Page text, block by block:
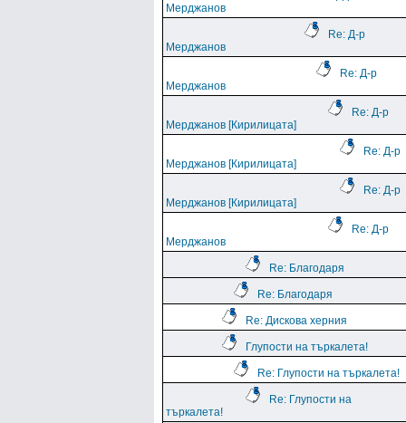
Мерджанов
Re: Д-р
Мерджанов
Re: Д-р
Мерджанов
Re: Д-р
Мерджанов [Кирилицата]
Re: Д-р
Мерджанов [Кирилицата]
Re: Д-р
Мерджанов [Кирилицата]
Re: Д-р
Мерджанов
Re: Благодаря
Re: Благодаря
Re: Дискова херния
Глупости на търкалета!
Re: Глупости на търкалета!
Re: Глупости на
търкалета!